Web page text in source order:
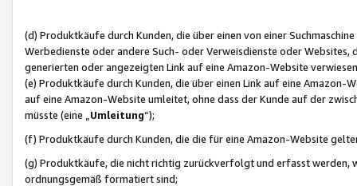
(d) Produktkäufe durch Kunden, die über einen von einer
Werbedienste oder andere Such- oder Verweisdienste oder Websites,
generierten oder angezeigten Link auf eine Amazon-Website
(e) Produktkäufe durch Kunden, die über einen Link auf eine
auf eine Amazon-Website umleitet, ohne dass der Kunde auf der
müsste (eine „ Umleitung“);
(f) Produktkäufe durch Kunden, die die für eine Amazon-Website
(g) Produktkäufe, die nicht richtig zurückverfolgt und erfasst werden,
ordnungsgemäß formatiert sind;